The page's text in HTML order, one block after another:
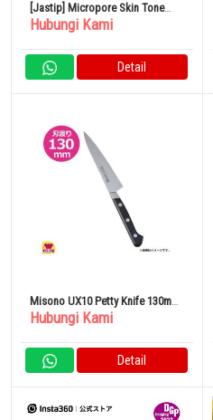
[Jastip] Micropore Skin Tone
Surgical Tape
Hubungi Kami
Detail
Misono UX10 Petty Knife 130mm
No.732
Hubungi Kami
Detail